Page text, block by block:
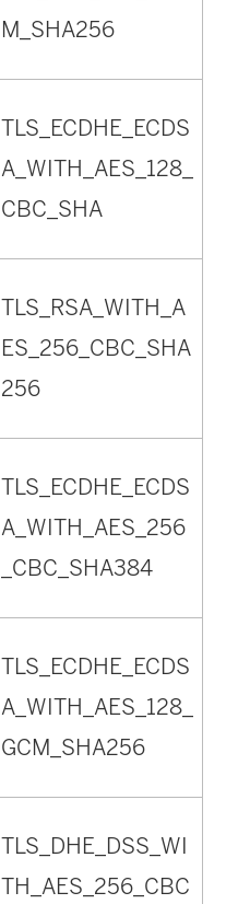
M_SHA256
TLS_ECDHE_ECDS
A_WITH_AES_128_
CBC_SHA
TLS_RSA_WITH_A
ES_256_CBC_SHA
256
TLS_ECDHE_ECDS
A_WITH_AES_256
_CBC_SHA384
TLS_ECDHE_ECDS
A_WITH_AES_128_
GCM_SHA256
TLS_DHE_DSS_WI
TH_AES_256_CBC